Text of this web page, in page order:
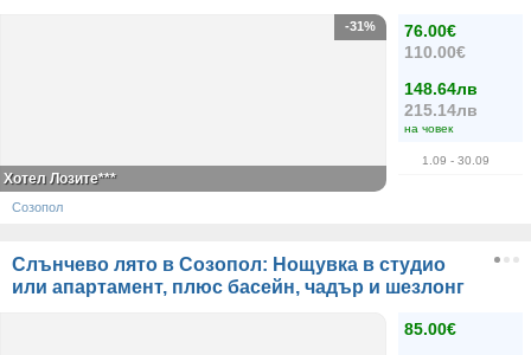
76.00€
110.00€
148.64лв
215.14лв
на човек
1.09 - 30.09
-31%
Хотел Лозите***
Созопол
Слънчево лято в Созопол: Нощувка в студио
или апартамент, плюс басейн, чадър и шезлонг
85.00€